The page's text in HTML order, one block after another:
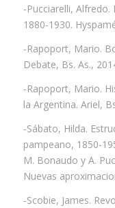
-Pucciarelli,
1880-1930.
-Rapoport, Mario.
Debate, Bs. As.,
-Rapoport, Mario.
la Argentina. Ariel,
-Sábato, Hilda.
pampeano, 1850-
M. Bonaudo y A.
Nuevas
-Scobie, James.